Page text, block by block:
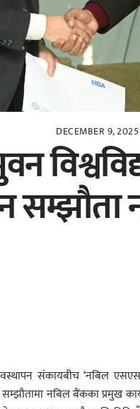
DECEMBER 9, 2025
संकायबीच ‘नबिल
नबिल बैंकका प्रमुख